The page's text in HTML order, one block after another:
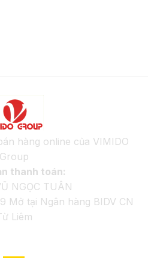
hàng online của VIMIDO
Group
thanh toán:
NGỌC TUÂN
Mở tại Ngân hàng BIDV CN
Liêm